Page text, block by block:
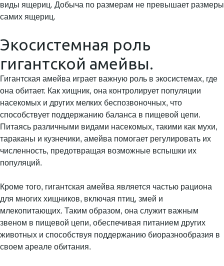
виды ящериц. Добыча по размерам не превышает размеры
самих ящериц.
Экосистемная роль
гигантской амейвы.
Гигантская амейва играет важную роль в экосистемах, где
она обитает. Как хищник, она контролирует популяции
насекомых и других мелких беспозвоночных, что
способствует поддержанию баланса в пищевой цепи.
Питаясь различными видами насекомых, такими как мухи,
тараканы и кузнечики, амейва помогает регулировать их
численность, предотвращая возможные вспышки их
популяций.
Кроме того, гигантская амейва является частью рациона
для многих хищников, включая птиц, змей и
млекопитающих. Таким образом, она служит важным
звеном в пищевой цепи, обеспечивая питанием других
животных и способствуя поддержанию биоразнообразия в
своем ареале обитания.